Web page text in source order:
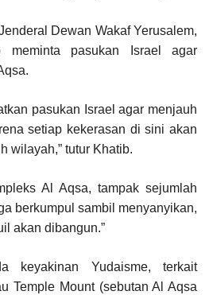
Dewan Wakaf Yerusalem,
meminta pasukan Israel agar
pasukan Israel agar menjauh
setiap kekerasan di sini akan
wilayah,” tutur Khatib.
Al Aqsa, tampak sejumlah
berkumpul sambil menyanyikan,
akan dibangun.”
keyakinan Yudaisme, terkait
Temple Mount (sebutan Al Aqsa